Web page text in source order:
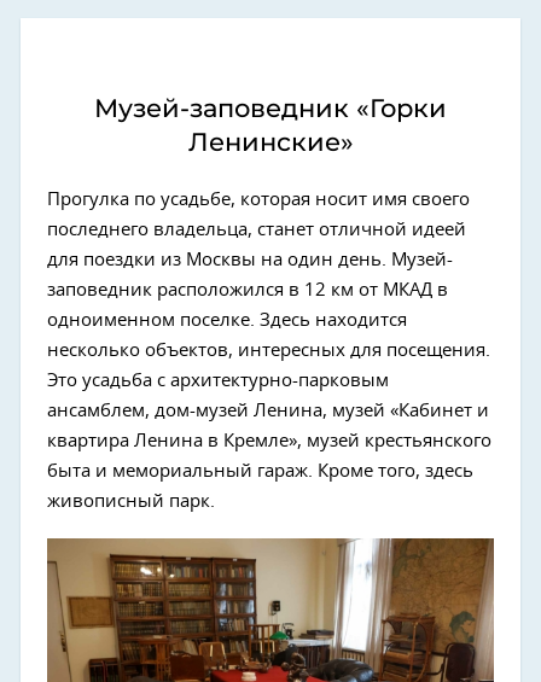
Музей-заповедник «Горки
Ленинские»
Прогулка по усадьбе, которая носит имя своего
последнего владельца, станет отличной идеей
для поездки из Москвы на один день. Музей-
заповедник расположился в 12 км от МКАД в
одноименном поселке. Здесь находится
несколько объектов, интересных для посещения.
Это усадьба с архитектурно-парковым
ансамблем, дом-музей Ленина, музей «Кабинет и
квартира Ленина в Кремле», музей крестьянского
быта и мемориальный гараж. Кроме того, здесь
живописный парк.